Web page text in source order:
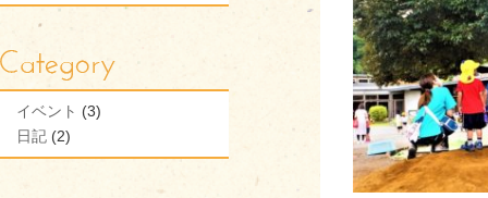
イベント (3)
日記 (2)